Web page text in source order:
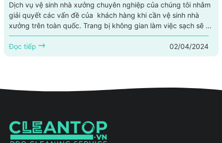
Dịch vụ vệ sinh nhà xưởng chuyên nghiệp của chúng tôi nhằm
giải quyết các vấn đề của khách hàng khi cần vệ sinh nhà
xưởng trên toàn quốc. Trang bị không gian làm việc sạch sẽ và
an toàn là một yếu tố quan trọng trong mọi nhà xưởng. Dịch vụ
vệ sinh nhà xưởng chuyên nghiệp được AClean cung cấp
nhằm mang lại không chỉ không gian làm việc sạch sẽ mà còn
Đọc tiếp 02/04/2024